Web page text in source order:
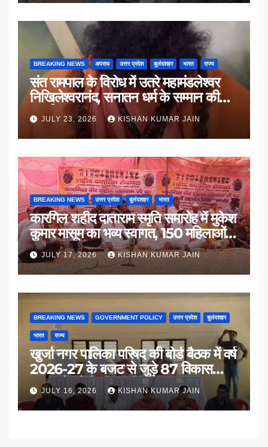
BREAKING NEWS अपराध उत्तर प्रदेश बुलंदशहर भारत राज्य
संत रामपाल के विरोध में उतरे महामंडलेश्वर
निखिलेश्वरानंद, सनातन धर्म के सम्मान की
उठाई मांग
JULY 23, 2026 KISHAN KUMAR JAIN
BREAKING NEWS उत्तर प्रदेश बुलंदशहर भारत
कारगिल शहीद दाताराम स्मृति समारोह में मुकेश
कुमार मासूम का भव्य स्वागत, 150 महिलाओं
का सम्मान
JULY 17, 2026 KISHAN KUMAR JAIN
BREAKING NEWS GOVERNMENT POLICY उत्तर प्रदेश बुलंदशहर
भारत राज्य
खुर्जा नगर पालिका परिषद की बोर्ड बैठक में वर्ष
2026-27 के बजट से जुड़े 87 विकास
प्रस्तावों को मिली मंजूरी
JULY 16, 2026 KISHAN KUMAR JAIN